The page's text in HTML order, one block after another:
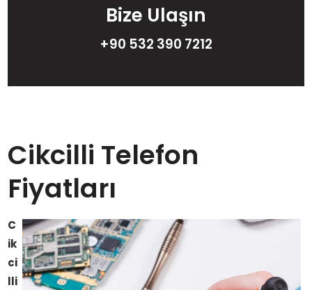
Bize Ulaşın
+90 532 390 7212
Cikcilli Telefon
Fiyatları
C
ik
ci
lli